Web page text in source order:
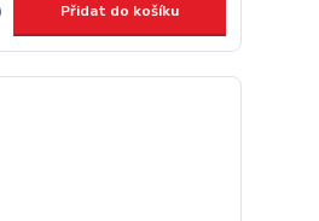
Přidat do košíku